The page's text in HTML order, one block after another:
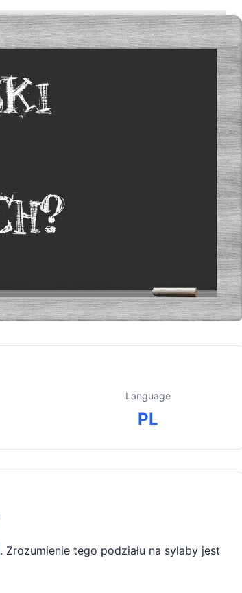
Language
PL
. Zrozumienie tego podziału na sylaby jest